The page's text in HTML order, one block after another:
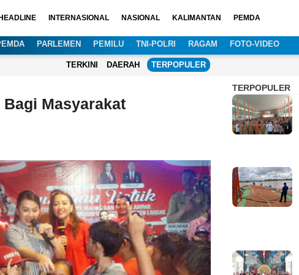
INTERNASIONAL NASIONAL KALIMANTAN PEMDA
PARLEMEN PEMILU TNI-POLRI RAGAM FOTO-VIDEO
TERKINI DAERAH TERPOPULER
Masyarakat
TERPOPULER